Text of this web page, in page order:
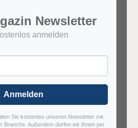
Newsletter
anmelden
Anmelden
Sie kostenlos unseren Newsletter mit
Branche. Außerdem dürfen wir Ihnen per